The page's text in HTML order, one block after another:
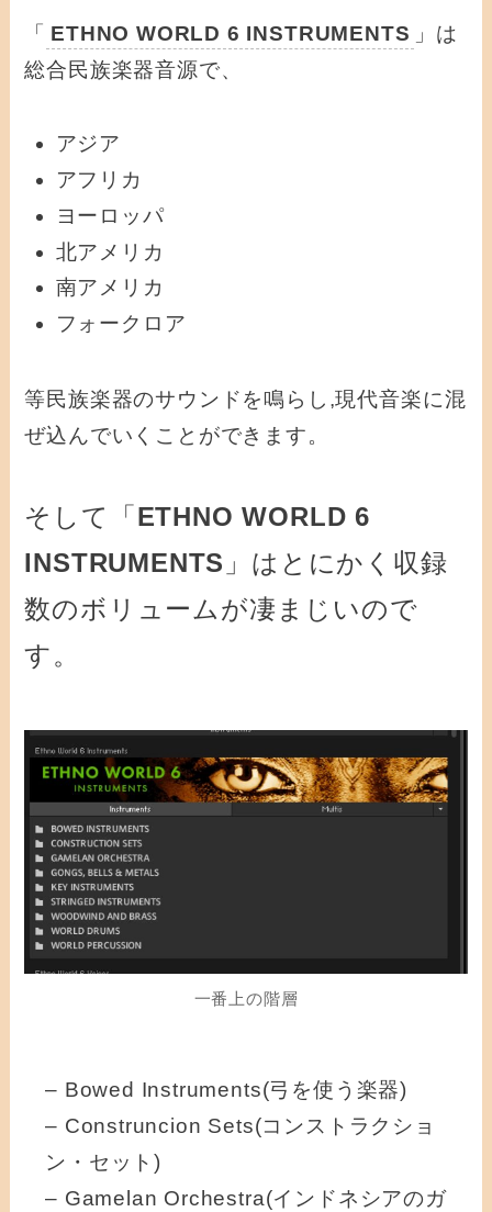
「 ETHNO WORLD 6 INSTRUMENTS 」は
総合民族楽器音源で、
アジア
アフリカ
ヨーロッパ
北アメリカ
南アメリカ
フォークロア
等民族楽器のサウンドを鳴らし,現代音楽に混
ぜ込んでいくことができます。
そして 「 ETHNO WORLD 6
INSTRUMENTS 」はとにかく収録
数のボリュームが凄まじいので
す。
一番上の階層
– Bowed Instruments(弓を使う楽器)
– Construncion Sets(コンストラクショ
ン・セット)
– Gamelan Orchestra(インドネシアのガ